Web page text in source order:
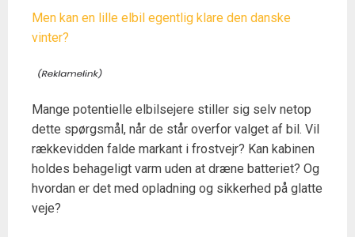
Men kan en lille elbil egentlig klare den danske
vinter?
Mange potentielle elbilsejere stiller sig selv netop
dette spørgsmål, når de står overfor valget af bil. Vil
rækkevidden falde markant i frostvejr? Kan kabinen
holdes behageligt varm uden at dræne batteriet? Og
hvordan er det med opladning og sikkerhed på glatte
veje?